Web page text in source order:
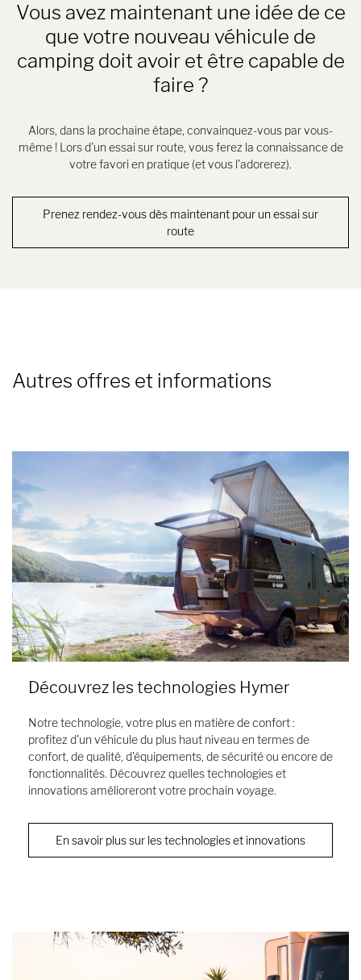
Vous avez maintenant une idée de ce
que votre nouveau véhicule de
camping doit avoir et être capable de
faire ?
Alors, dans la prochaine étape, convainquez-vous par vous-
même ! Lors d'un essai sur route, vous ferez la connaissance de
votre favori en pratique (et vous l'adorerez).
Prenez rendez-vous dès maintenant pour un essai sur
route
Autres offres et informations
Découvrez les technologies Hymer
Notre technologie, votre plus en matière de confort :
profitez d'un véhicule du plus haut niveau en termes de
confort, de qualité, d'équipements, de sécurité ou encore de
fonctionnalités. Découvrez quelles technologies et
innovations amélioreront votre prochain voyage.
En savoir plus sur les technologies et innovations